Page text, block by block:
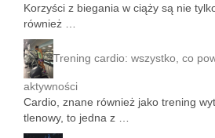
Korzyści z biegania w ciąży są nie
również …
Trening cardio: wszystko, co
aktywności
Cardio, znane również jako trening
tlenowy, to jedna z …